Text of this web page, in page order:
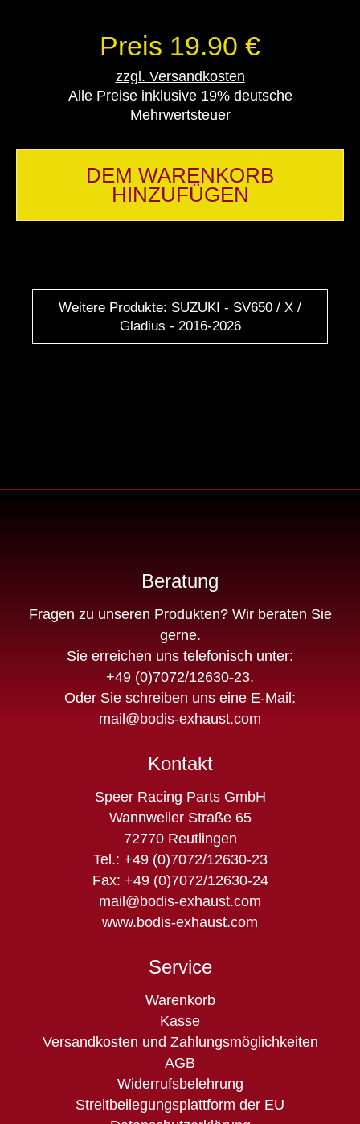
Preis 19.90 €
zzgl. Versandkosten
Alle Preise inklusive 19% deutsche
Mehrwertsteuer
DEM WARENKORB
HINZUFÜGEN
Weitere Produkte: SUZUKI - SV650 / X /
Gladius - 2016-2026
Beratung
Fragen zu unseren Produkten? Wir beraten Sie
gerne.
Sie erreichen uns telefonisch unter:
+49 (0)7072/12630-23.
Oder Sie schreiben uns eine E-Mail:
mail@bodis-exhaust.com
Kontakt
Speer Racing Parts GmbH
Wannweiler Straße 65
72770 Reutlingen
Tel.: +49 (0)7072/12630-23
Fax: +49 (0)7072/12630-24
mail@bodis-exhaust.com
www.bodis-exhaust.com
Service
Navigation
überspringen
Warenkorb
Kasse
Versandkosten und Zahlungsmöglichkeiten
AGB
Widerrufsbelehrung
Streitbeilegungsplattform der EU